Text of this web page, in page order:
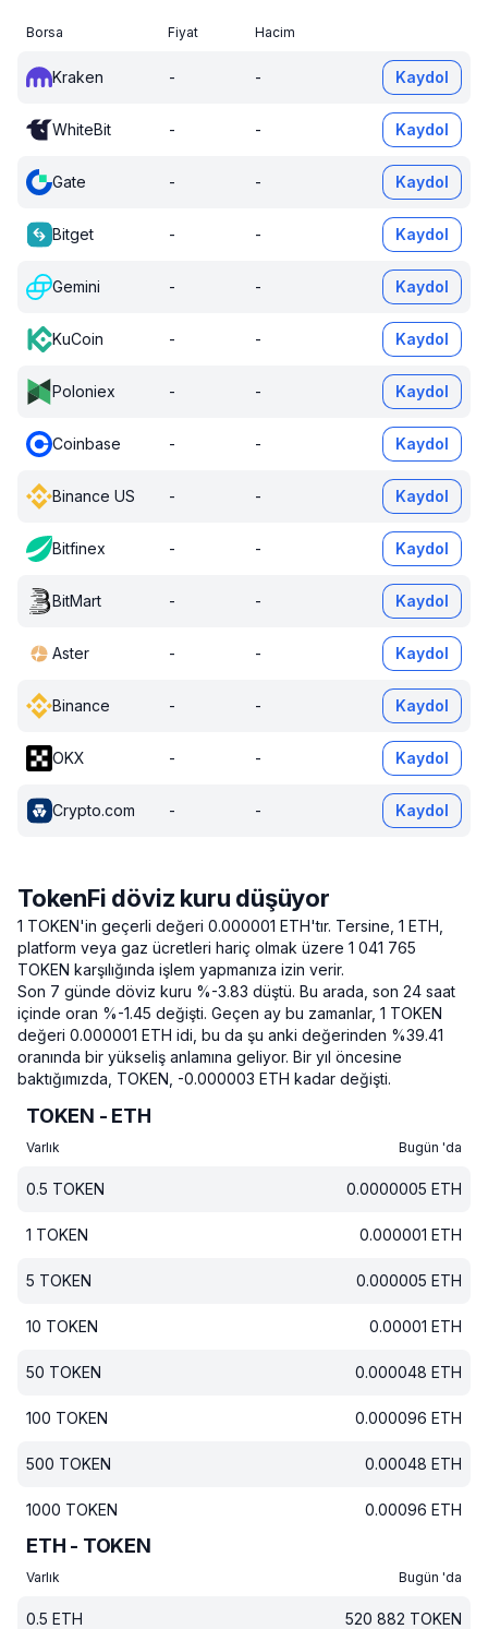
Borsa Fiyat Hacim
Kraken - - Kaydol
WhiteBit - - Kaydol
Gate - - Kaydol
Bitget - - Kaydol
Gemini - - Kaydol
KuCoin - - Kaydol
Poloniex - - Kaydol
Coinbase - - Kaydol
Binance US - - Kaydol
Bitfinex - - Kaydol
BitMart - - Kaydol
Aster - - Kaydol
Binance - - Kaydol
OKX - - Kaydol
Crypto.com - - Kaydol
TokenFi döviz kuru düşüyor
1 TOKEN'in geçerli değeri 0.000001 ETH'tır. Tersine, 1 ETH,
platform veya gaz ücretleri hariç olmak üzere 1 041 765
TOKEN karşılığında işlem yapmanıza izin verir.
Son 7 günde döviz kuru %-3.83 düştü. Bu arada, son 24 saat
içinde oran %-1.45 değişti. Geçen ay bu zamanlar, 1 TOKEN
değeri 0.000001 ETH idi, bu da şu anki değerinden %39.41
oranında bir yükseliş anlamına geliyor. Bir yıl öncesine
baktığımızda, TOKEN, -0.000003 ETH kadar değişti.
TOKEN - ETH
Varlık Bugün 'da
0.5 TOKEN 0.0000005 ETH
1 TOKEN 0.000001 ETH
5 TOKEN 0.000005 ETH
10 TOKEN 0.00001 ETH
50 TOKEN 0.000048 ETH
100 TOKEN 0.000096 ETH
500 TOKEN 0.00048 ETH
1000 TOKEN 0.00096 ETH
ETH - TOKEN
Varlık Bugün 'da
0.5 ETH 520 882 TOKEN